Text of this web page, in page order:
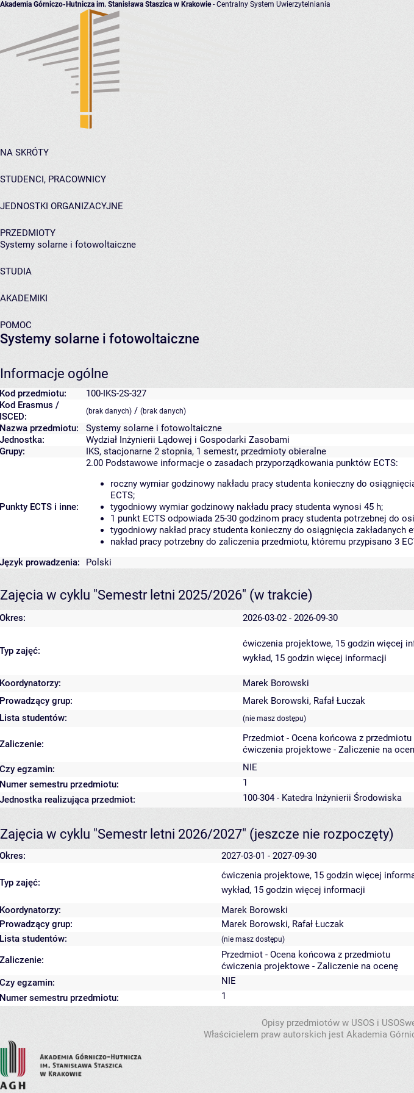
Akademia Górniczo-Hutnicza im. Stanisława Staszica w Krakowie- Centralny System Uwierzytelniania
NA SKRÓTY
STUDENCI, PRACOWNICY
JEDNOSTKI ORGANIZACYJNE
PRZEDMIOTY
Systemy solarne i fotowoltaiczne
STUDIA
AKADEMIKI
POMOC
Systemy solarne i fotowoltaiczne
Informacje ogólne
Kod przedmiotu:
100-IKS-2S-327
Kod Erasmus /
ISCED:
(brak danych) / (brak danych)
Nazwa przedmiotu:
Systemy solarne i fotowoltaiczne
Jednostka:
Wydział Inżynierii Lądowej i Gospodarki Zasobami
Grupy:
IKS, stacjonarne 2 stopnia, 1 semestr, przedmioty obieralne
Punkty ECTS i inne:
2.00 Podstawowe informacje o zasadach przyporządkowania punktów ECTS:
roczny wymiar godzinowy nakładu pracy studenta konieczny do
ECTS;
tygodniowy wymiar godzinowy nakładu pracy studenta wynosi 45 h;
1 punkt ECTS odpowiada 25-30 godzinom pracy studenta potrzebnej do
tygodniowy nakład pracy studenta konieczny do osiągnięcia zakładanych
nakład pracy potrzebny do zaliczenia przedmiotu, któremu przypisano 3
Język prowadzenia:
Polski
Zajęcia w cyklu "Semestr letni 2025/2026" (w trakcie)
Okres: 2026-03-02 - 2026-09-30
Typ zajęć:
ćwiczenia projektowe, 15 godzin więcej
wykład, 15 godzin więcej informacji
Koordynatorzy:
Marek Borowski
Prowadzący grup:
Marek Borowski, Rafał Łuczak
Lista studentów:
(nie masz dostępu)
Zaliczenie:
Przedmiot - Ocena końcowa z przedmiotu
ćwiczenia projektowe - Zaliczenie na
Czy egzamin:
NIE
Numer semestru przedmiotu:
1
Jednostka realizująca przedmiot:
100-304 - Katedra Inżynierii Środowiska
Zajęcia w cyklu "Semestr letni 2026/2027" (jeszcze nie rozpoczęty)
Okres: 2027-03-01 - 2027-09-30
Typ zajęć:
ćwiczenia projektowe, 15 godzin więcej
wykład, 15 godzin więcej informacji
Koordynatorzy:
Marek Borowski
Prowadzący grup:
Marek Borowski, Rafał Łuczak
Lista studentów:
(nie masz dostępu)
Zaliczenie:
Przedmiot - Ocena końcowa z przedmiotu
ćwiczenia projektowe - Zaliczenie na ocenę
Czy egzamin:
NIE
Numer semestru przedmiotu:
1
Opisy przedmiotów w USOS i
Właścicielem praw autorskich jest Akademia